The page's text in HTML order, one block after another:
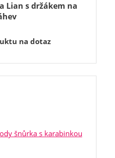
Lian s držákem na
na dotaz